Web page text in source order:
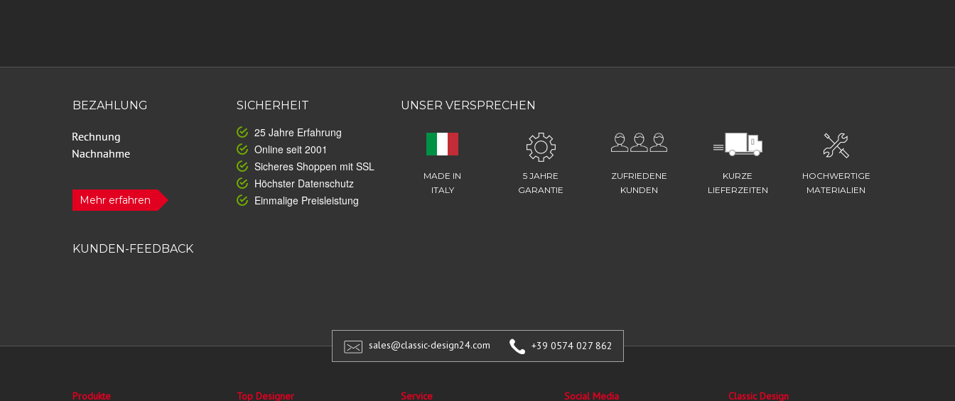
BEZAHLUNG
Mehr erfahren
SICHERHEIT
25 Jahre Erfahrung
Online seit 2001
Sicheres Shoppen mit SSL
Höchster Datenschutz
Einmalige Preisleistung
UNSER VERSPRECHEN
MADE IN
ITALY
5 JAHRE
GARANTIE
ZUFRIEDENE
KUNDEN
KURZE
LIEFERZEITEN
HOCHWERTIGE
MATERIALIEN
KUNDEN-FEEDBACK
sales@classic-design24.com +39 0574 027 862
Produkte
Top Designer
Service
Social Media
Classic Design